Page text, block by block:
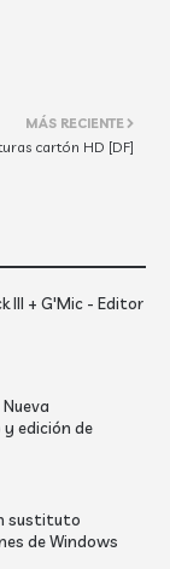
MÁS RECIENTE
cartón HD [DF]
III + G'Mic - Editor
edición de
sustituto
de Windows